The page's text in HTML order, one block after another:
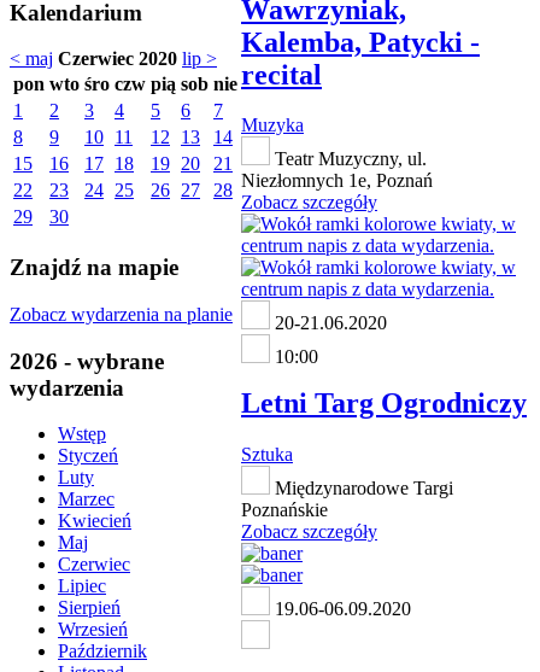
Kalendarium
< maj Czerwiec 2020 lip >
pon wto śro czw pią sob nie
1
2 3 4 5 6
7
8
9 10 11 12 13
14
15
16 17 18 19 20
21
22
23 24 25 26 27
28
29
30
Znajdź na mapie
Zobacz wydarzenia na planie
2026 - wybrane
wydarzenia
Wstęp
Styczeń
Luty
Marzec
Kwiecień
Maj
Czerwiec
Lipiec
Sierpień
Wrzesień
Październik
Wawrzyniak,
Kalemba, Patycki -
recital
Muzyka
Teatr Muzyczny, ul.
Niezłomnych 1e, Poznań
Zobacz szczegóły
20-21.06.2020
10:00
Letni Targ Ogrodniczy
Sztuka
Międzynarodowe Targi
Poznańskie
Zobacz szczegóły
19.06-06.09.2020